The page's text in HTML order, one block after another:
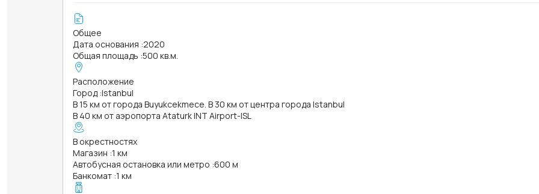
Общее
Дата основания :2020
Общая площадь :500 кв.м.
Расположение
Город :Istanbul
В 15 км от города Buyukcekmece. В 30 км от центра города Istanbul
В 40 км от аэропорта Ataturk INT Airport-ISL
В окрестностях
Магазин :1 км
Автобусная остановка или метро :600 м
Банкомат :1 км